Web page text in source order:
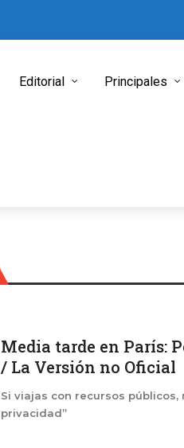
Editorial Principales
Media tarde en París:
/ La Versión no Oficial
Si viajas con recursos
privacidad”